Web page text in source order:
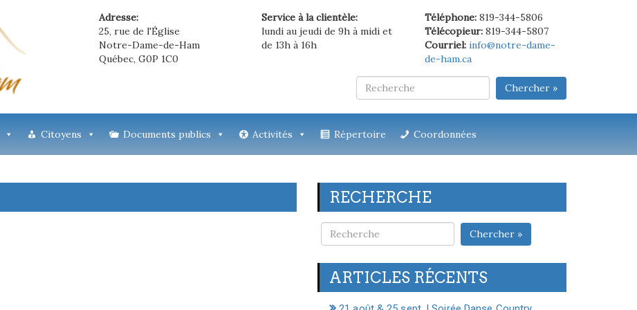
Adresse:
25, rue de l'Église
Notre-Dame-de-Ham
Québec, G0P 1C0
Service à la clientèle:
lundi au jeudi de 9h à midi et
de 13h à 16h
Téléphone:819-344-5806
Télécopieur:819-344-5807
Courriel: info@notre-dame-
de-ham.ca
Chercher »
Citoyens Documents publics Activités Répertoire Coordonnées
RECHERCHE
Chercher »
ARTICLES RÉCENTS